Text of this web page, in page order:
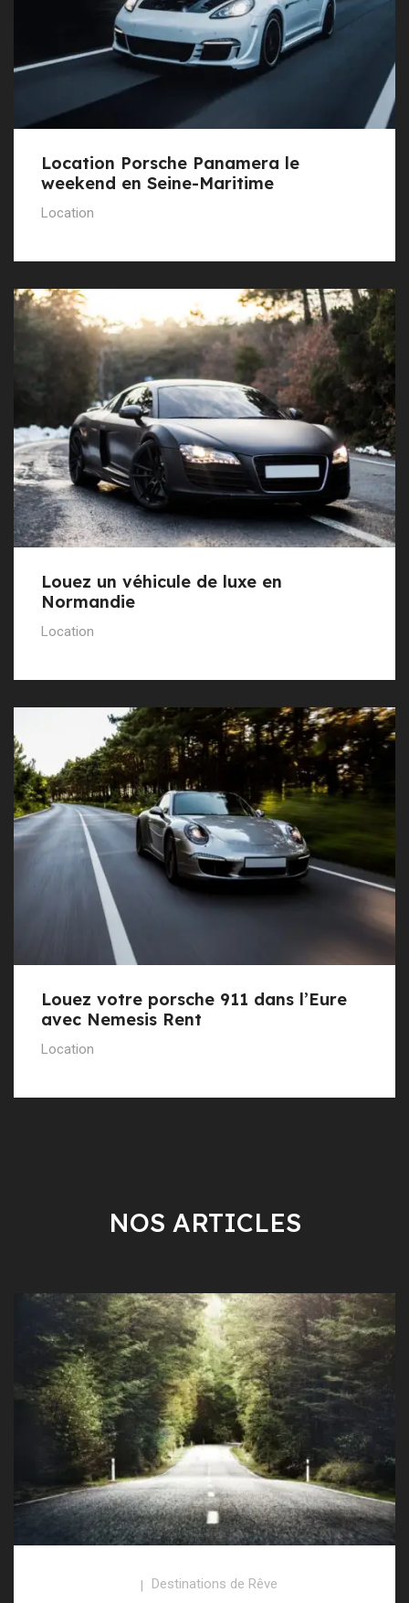
Location Porsche Panamera le
weekend en Seine-Maritime
Location
Louez un véhicule de luxe en
Normandie
Location
Louez votre porsche 911 dans l’Eure
avec Nemesis Rent
Location
NOS ARTICLES
Destinations de Rêve